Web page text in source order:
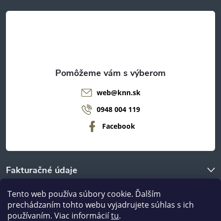
Tento web používa súbory cookie. Ďalším
prechádzaním tohto webu vyjadrujete súhlas s ich
používaním. Viac informáciítu.
y
t
Fakturačné údaje
O nákupe
web@knn.sk
0948 004 119
Facebook